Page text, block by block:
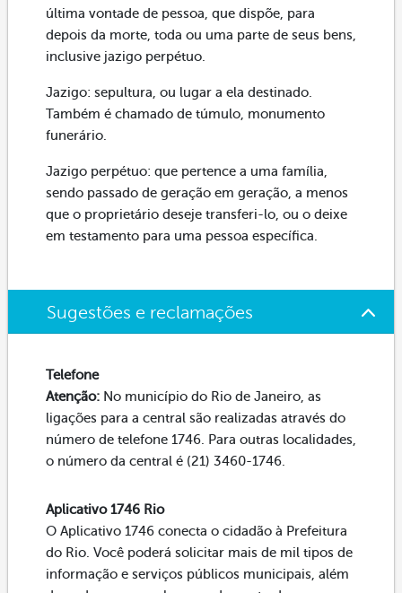
última vontade de pessoa, que dispõe, para
depois da morte, toda ou uma parte de seus bens,
inclusive jazigo perpétuo.
Jazigo: sepultura, ou lugar a ela destinado.
Também é chamado de túmulo, monumento
funerário.
Jazigo perpétuo: que pertence a uma família,
sendo passado de geração em geração, a menos
que o proprietário deseje transferi-lo, ou o deixe
em testamento para uma pessoa específica.
Sugestões e reclamações
Telefone
Atenção: No município do Rio de Janeiro, as
ligações para a central são realizadas através do
número de telefone 1746. Para outras localidades,
o número da central é (21) 3460-1746.
Aplicativo 1746 Rio
O Aplicativo 1746 conecta o cidadão à Prefeitura
do Rio. Você poderá solicitar mais de mil tipos de
informação e serviços públicos municipais, além